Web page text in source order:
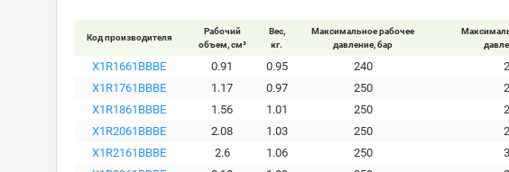
Код производителя
Рабочий
объем, см³
Вес,
кг.
Максимальное рабочее
давление, бар
X1R1661BBBE 0.91 0.95 240
X1R1761BBBE
1.17 0.97 250
X1R1861BBBE
1.56 1.01 250
X1R2061BBBE
2.08 1.03 250
X1R2161BBBE
2.6 1.06 250